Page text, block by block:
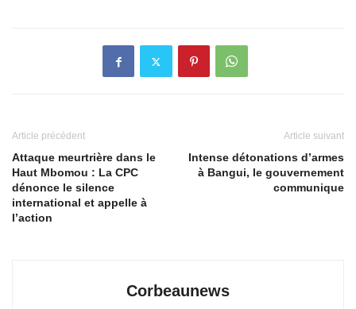
Article précédent
Attaque meurtrière dans le
Haut Mbomou : La CPC
dénonce le silence
international et appelle à
l’action
Article suivant
Intense détonations d’armes
à Bangui, le gouvernement
communique
Corbeaunews